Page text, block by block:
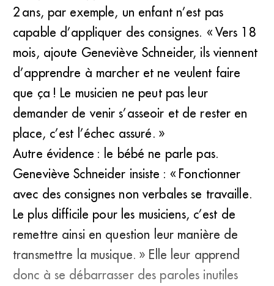
2 ans, par exemple, un enfant n’est pas
capable d’appliquer des consignes. « Vers 18
mois, ajoute Geneviève Schneider, ils viennent
d’apprendre à marcher et ne veulent faire
que ça ! Le musicien ne peut pas leur
demander de venir s’asseoir et de rester en
place, c’est l’échec assuré. »
Autre évidence : le bébé ne parle pas.
Geneviève Schneider insiste : « Fonctionner
avec des consignes non verbales se travaille.
Le plus difficile pour les musiciens, c’est de
remettre ainsi en question leur manière de
transmettre la musique. » Elle leur apprend
donc à se débarrasser des paroles inutiles